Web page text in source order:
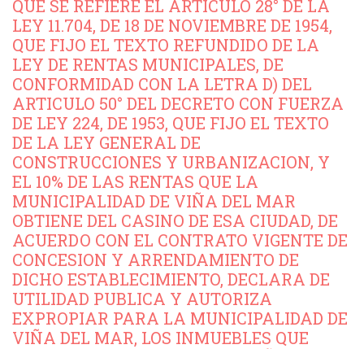
QUE SE REFIERE EL ARTICULO 28° DE LA
LEY 11.704, DE 18 DE NOVIEMBRE DE 1954,
QUE FIJO EL TEXTO REFUNDIDO DE LA
LEY DE RENTAS MUNICIPALES, DE
CONFORMIDAD CON LA LETRA D) DEL
ARTICULO 50° DEL DECRETO CON FUERZA
DE LEY 224, DE 1953, QUE FIJO EL TEXTO
DE LA LEY GENERAL DE
CONSTRUCCIONES Y URBANIZACION, Y
EL 10% DE LAS RENTAS QUE LA
MUNICIPALIDAD DE VIÑA DEL MAR
OBTIENE DEL CASINO DE ESA CIUDAD, DE
ACUERDO CON EL CONTRATO VIGENTE DE
CONCESION Y ARRENDAMIENTO DE
DICHO ESTABLECIMIENTO, DECLARA DE
UTILIDAD PUBLICA Y AUTORIZA
EXPROPIAR PARA LA MUNICIPALIDAD DE
VIÑA DEL MAR, LOS INMUEBLES QUE